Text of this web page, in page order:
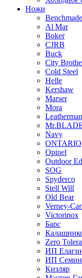
Ножи
Benchmade
Al Mar
Boker
CJRB
Buck
City
Cold Steel
Helle
Kershaw
Marser
Mora
Leatherman
Navy
ONTARIO
Opinel
Outdoor
SOG
Spyderco
Stell Will
Old Bear
Verney-
Victorinox
Барс
Zero
ИП
ИП
Кизляр